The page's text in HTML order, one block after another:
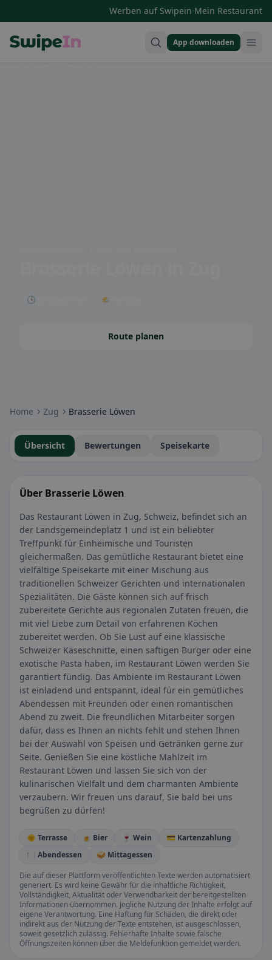
Werben auf Swipein·Mein Restaurant
App downloaden
🕒 Jetzt geöffnet 🌤 Terrasse
Route planen
Home Zug Brasserie Löwen
Übersicht Bewertungen Speisekarte
Über Brasserie Löwen
Das Restaurant Löwen in Zug, Schweiz, befindet sich an
der Landsgemeindeplatz 1 und ist ein beliebter
Treffpunkt für Einheimische und Touristen
gleichermaßen. Das gemütliche Restaurant bietet eine
vielfältige Speisekarte mit einer Mischung aus
traditionellen Schweizer Gerichten und internationalen
Spezialitäten. Die Gäste können sich auf frisch
zubereitete Gerichte aus regionalen Zutaten freuen, die
mit viel Liebe zum Detail von erfahrenen Köchen
zubereitet werden. Ob Sie Lust auf eine klassische
Schweizer Käseschnitte, einen saftigen Burger oder eine
exotische Pasta haben, im Restaurant Löwen werden Sie
garantiert fündig. Das Ambiente im Restaurant Löwen
ist einladend und entspannt, ideal für ein gemütliches
Abendessen mit Freunden oder einen romantischen
Abend zu zweit. Die freundlichen Mitarbeiter sorgen
dafür, dass es Ihnen an nichts fehlt und stehen Ihnen
bei der Auswahl von Speisen und Getränken gerne zur
Seite. Genießen Sie eine köstliche Mahlzeit im
Restaurant Löwen und lassen Sie sich von der
kulinarischen Vielfalt und dem charmanten Ambiente
verzaubern. Wir freuen uns darauf, Sie bald bei uns
begrüßen zu dürfen!
🌞 Terrasse 🍺 Bier 🍷 Wein
💳 Kartenzahlung
🍽️ Abendessen
🥪 Mittagessen
Die auf dieser Plattform veröffentlichten Texte werden automatisiert
generiert. Es wird keine Gewähr für die inhaltliche Richtigkeit,
Vollständigkeit, Aktualität oder Verwendbarkeit der bereitgestellten
Informationen übernommen. Jegliche Nutzung der Inhalte erfolgt auf
eigene Verantwortung. Eine Haftung für Schäden, die direkt oder
indirekt aus der Nutzung der Texte entstehen, ist ausgeschlossen,
soweit gesetzlich zulässig. Fehlerhafte Inhalte sowie falsche
Öffnungszeiten können über die Meldefunktion gemeldet werden.